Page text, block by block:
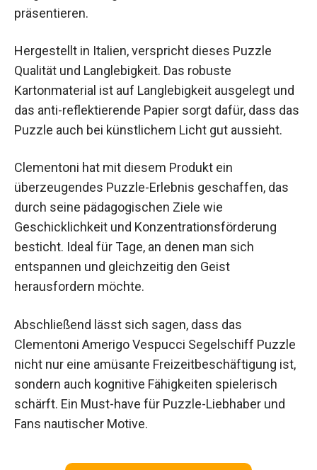
präsentieren.
Hergestellt in Italien, verspricht dieses Puzzle
Qualität und Langlebigkeit. Das robuste
Kartonmaterial ist auf Langlebigkeit ausgelegt und
das anti-reflektierende Papier sorgt dafür, dass das
Puzzle auch bei künstlichem Licht gut aussieht.
Clementoni hat mit diesem Produkt ein
überzeugendes Puzzle-Erlebnis geschaffen, das
durch seine pädagogischen Ziele wie
Geschicklichkeit und Konzentrationsförderung
besticht. Ideal für Tage, an denen man sich
entspannen und gleichzeitig den Geist
herausfordern möchte.
Abschließend lässt sich sagen, dass das
Clementoni Amerigo Vespucci Segelschiff Puzzle
nicht nur eine amüsante Freizeitbeschäftigung ist,
sondern auch kognitive Fähigkeiten spielerisch
schärft. Ein Must-have für Puzzle-Liebhaber und
Fans nautischer Motive.